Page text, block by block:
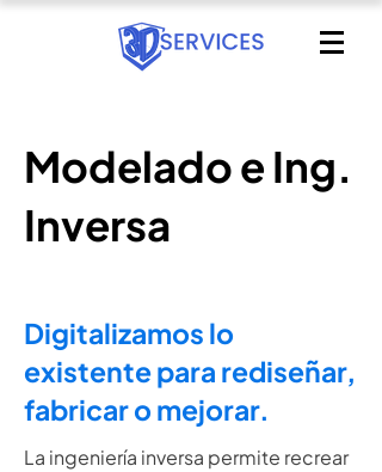
Modelado e Ing.
Inversa
Digitalizamos lo
existente para rediseñar,
fabricar o mejorar.
La ingeniería inversa permite recrear